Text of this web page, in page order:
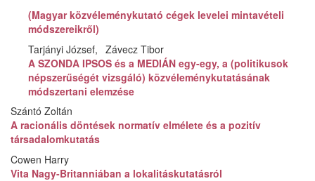
(Magyar közvéleménykutató cégek levelei mintavételi
módszereikről)
Tarjányi József
Závecz Tibor
A SZONDA IPSOS és a MEDIÁN egy-egy, a (politikusok
népszerűségét vizsgáló) közvéleménykutatásának
módszertani elemzése
Szántó Zoltán
A racionális döntések normatív elmélete és a pozitív
társadalomkutatás
Cowen Harry
Vita Nagy-Britanniában a lokalitáskutatásról